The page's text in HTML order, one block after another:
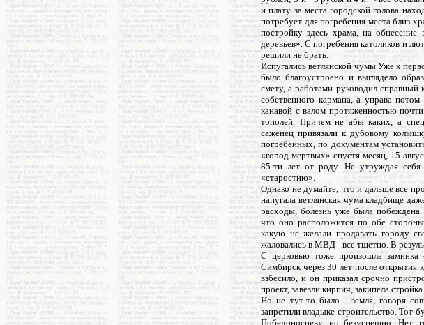
и плату за места городской голова
потребует для погребения места близ
постройку здесь храма, на
деревьев». С погребения католиков и
решили не брать.
Испугались ветлянской чумы Уже к
было благоустроено и выглядело
смету, а работами руководил справный
собственного кармана, а управа
канавой с валом протяженностью
тополей. Причем не абы каких, а
саженец привязали к дубовому
погребенных, по документам
«город мертвых» спустя месяц, 15
85-ти лет от роду. Не утруждая себя
«старостию».
Однако не думайте, что и дальше все
напугала ветлянская чума кладбище
расходы, болезнь уже была
что оно расположится по обе
какую не желали продавать городу
жаловались в МВД - все тщетно. В
С церковью тоже произошла
Симбирск через 30 лет после открытия
взбесило, и он приказал срочно
проект, завезли кирпич, закипела стройка.
Но не тут-то было - земля, говоря
запретили владыке строительство.
Победоносцеву, но безуспешно. Нет,